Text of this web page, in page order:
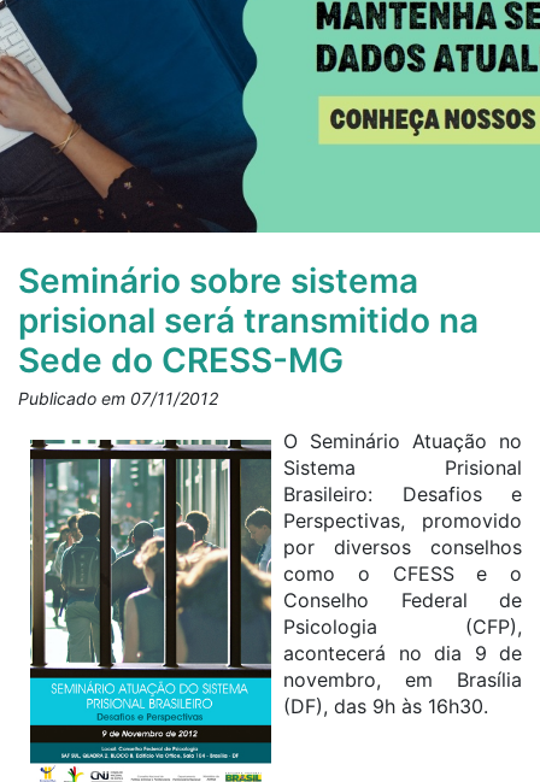
Seminário sobre sistema
prisional será transmitido na
Sede do CRESS-MG
Publicado em 07/11/2012
O Seminário Atuação no
Sistema Prisional
Brasileiro: Desafios e
Perspectivas, promovido
por diversos conselhos
como o CFESS e o
Conselho Federal de
Psicologia (CFP),
acontecerá no dia 9 de
novembro, em Brasília
(DF), das 9h às 16h30.